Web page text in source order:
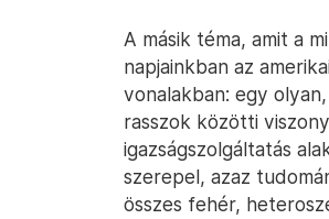
A másik téma, amit a
napjainkban az
vonalakban: egy
rasszok közötti
igazságszolgáltatás
szerepel, azaz
összes fehér,